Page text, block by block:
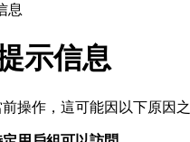
息
示信息
操作，這可能因以下原因